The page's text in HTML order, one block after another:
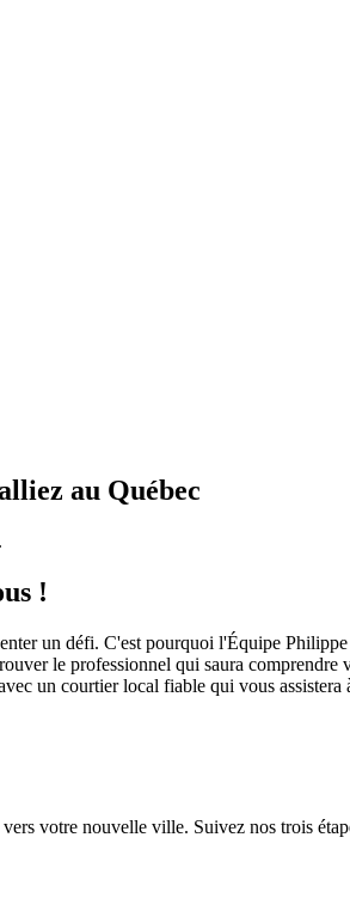
au Québec
!
un défi. C'est pourquoi l'Équipe
le professionnel qui saura
un courtier local fiable qui vous
votre nouvelle ville. Suivez nos trois